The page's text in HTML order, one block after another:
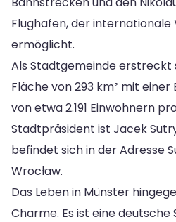
Flughafen, der internationale
ermöglicht.
Als Stadtgemeinde erstreckt
Fläche von 293 km² mit
von etwa 2.191 Einwohnern
Stadtpräsident ist Jacek
befindet sich in der Adresse
Wrocław.
Das Leben in Münster
Charme. Es ist eine deutsche